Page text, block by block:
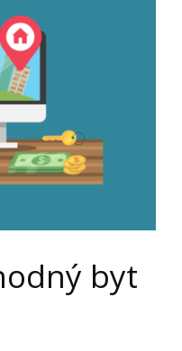
byt